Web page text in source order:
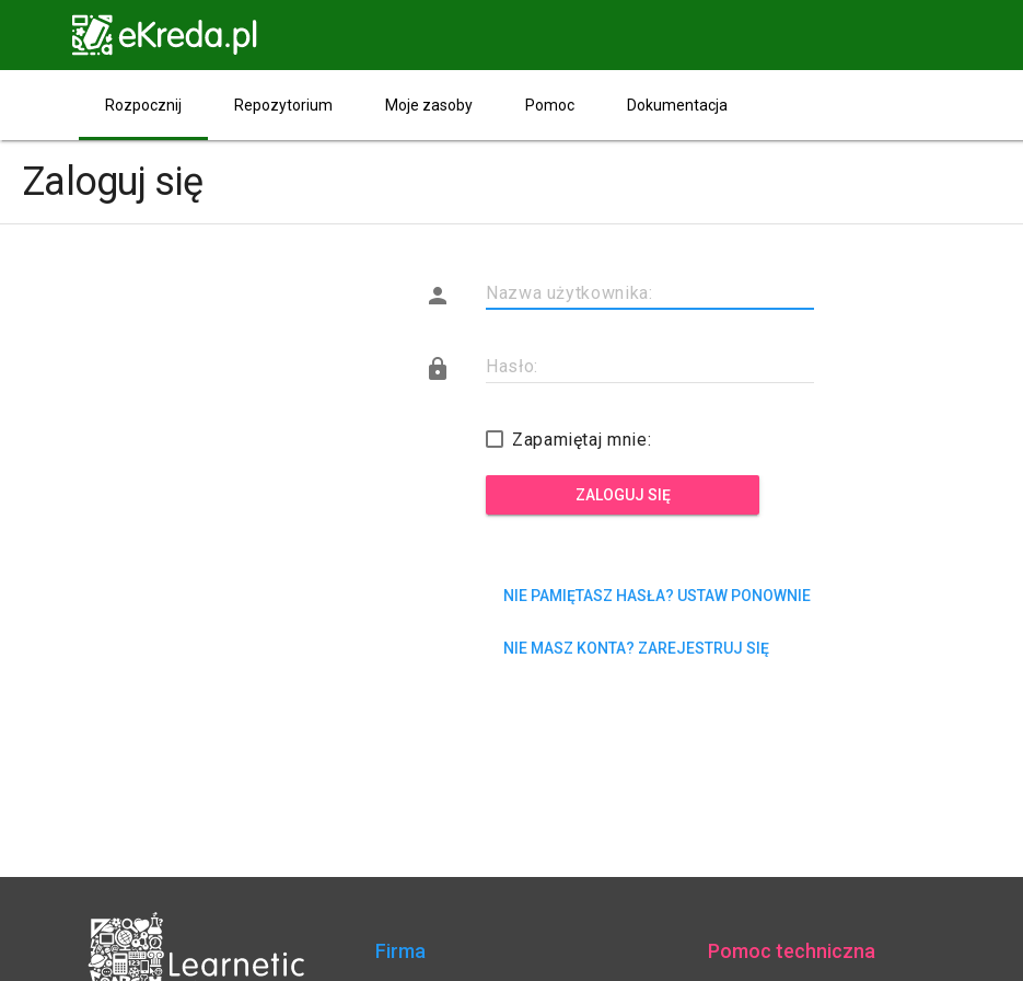
Rozpocznij Repozytorium Moje zasoby Pomoc Dokumentacja
Zaloguj się
 Nazwa użytkownika:
 Hasło:
Zapamiętaj mnie:
ZALOGUJ SIĘ
NIE PAMIĘTASZ HASŁA? USTAW PONOWNIE
NIE MASZ KONTA? ZAREJESTRUJ SIĘ
Firma Pomoc techniczna